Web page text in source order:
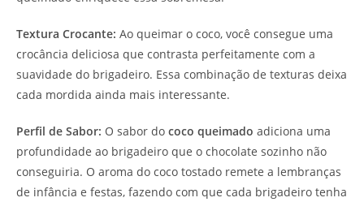
Textura Crocante: Ao queimar o coco, você consegue uma
crocância deliciosa que contrasta perfeitamente com a
suavidade do brigadeiro. Essa combinação de texturas deixa
cada mordida ainda mais interessante.
Perfil de Sabor: O sabor do coco queimado adiciona uma
profundidade ao brigadeiro que o chocolate sozinho não
conseguiria. O aroma do coco tostado remete a lembranças
de infância e festas, fazendo com que cada brigadeiro tenha